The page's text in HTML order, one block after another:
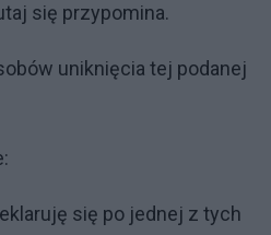
się przypomina.
uniknięcia tej podanej
się po jednej z tych